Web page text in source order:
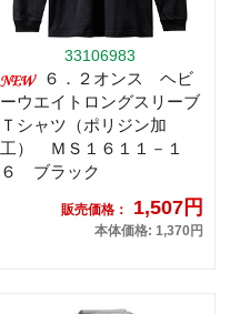
33106983
６．２オンス ヘビ
ーウエイトロングスリーブ
Ｔシャツ（ポリジン加
工） ＭＳ１６１１－１
６ ブラック
販売価格： 1,507円
本体価格: 1,370円